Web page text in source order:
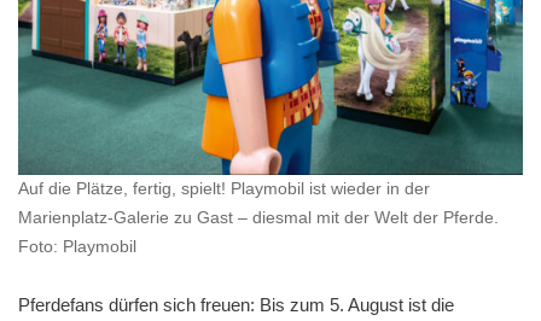
Auf die Plätze, fertig, spielt! Playmobil ist wieder in der
Marienplatz-Galerie zu Gast – diesmal mit der Welt der Pferde.
Foto: Playmobil
Pferdefans dürfen sich freuen: Bis zum 5. August ist die